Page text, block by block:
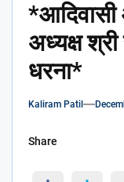
अध्यक्ष
धरना*
Kaliram Patil
Share